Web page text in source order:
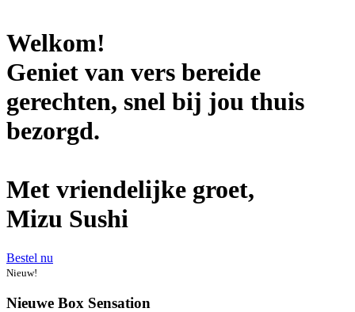
Welkom!
Geniet van vers bereide
gerechten, snel bij jou thuis
bezorgd.
Met vriendelijke groet,
Mizu Sushi
Bestel nu
Nieuw!
Nieuwe Box Sensation